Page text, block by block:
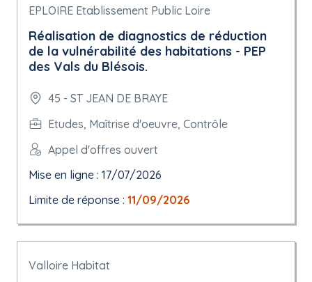
EPLOIRE Etablissement Public Loire
Réalisation de diagnostics de réduction
de la vulnérabilité des habitations - PEP
des Vals du Blésois.
45 - ST JEAN DE BRAYE
Etudes, Maîtrise d'oeuvre, Contrôle
Appel d'offres ouvert
Mise en ligne : 17/07/2026
Limite de réponse : 11/09/2026
Valloire Habitat